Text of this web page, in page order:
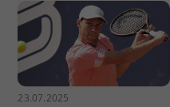
23.07.2025